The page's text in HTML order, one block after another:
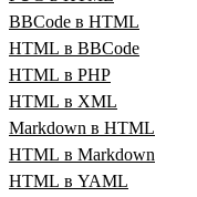
BBCode в HTML
HTML в BBCode
HTML в PHP
HTML в XML
Markdown в HTML
HTML в Markdown
HTML в YAML